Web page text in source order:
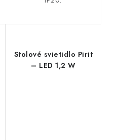
Stolové svietidlo Pirit
– LED 1,2 W